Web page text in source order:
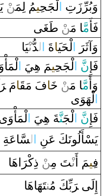
وَبُرِّ‌زَتِ لْجَح‍‍ِ‍ي‍‍مُ لِمَ‍‌‍ن ْ يَ‍
فَأَمَّ‍‍ا‌ مَ‍‌‍ن طَ‍‍غَ‍‍ى
وَ‌آثَ‍رَ لْحَي‍‍َ‍اةَ ل‍‍دُّ‌نْ‍‍يَا
فَإِنّ لْجَح‍‍ِ‍ي‍‍مَ هِيَ
وَ‌أَ مَّ‍‍ا‌ مَ‍‌‍ن خَ‍‍افَ مَ‍‍قَ‍‍امَ ‌‍رَ
لْهَوَ‌ى
فَإِنّ لْجَ‍‍نَّ‍‍ةَ هِيَ
يَسْأَلُونَكَ عَنِ ل‍‍سَّاعَةِ
ف‍‍ِ‍ي‍‍مَ ‌أَ‌ نْ‍‍تَ مِ‍‌‍ن ْ ‌ذِكْ‍رَ ‌اهَا
إِلَى‌ ‌‍رَبِّكَ مُ‍‌‍ن‍‍تَهَاهَا